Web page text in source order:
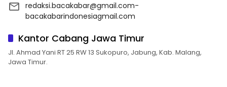
redaksi.bacakabar@gmail.com-
bacakabarindonesiagmail.com
Kantor Cabang Jawa Timur
Jl. Ahmad Yani RT 25 RW 13 Sukopuro, Jabung, Kab. Malang,
Jawa Timur.